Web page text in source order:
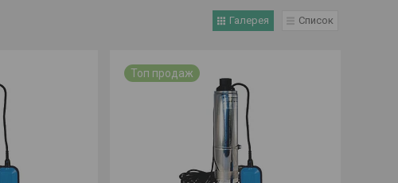
Галерея Список
Топ продаж